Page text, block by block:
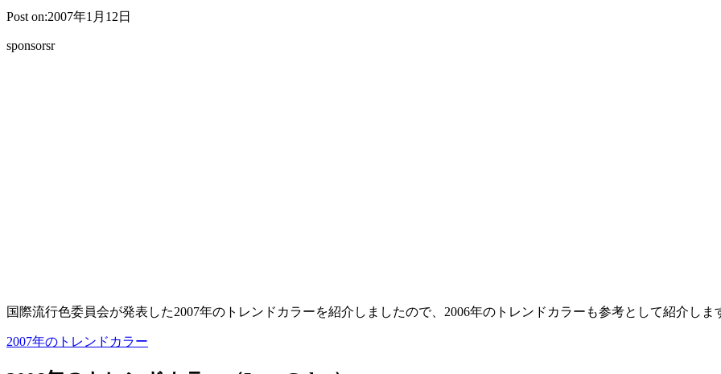
Post on:2007年1月12日
sponsorsr
国際流行色委員会が発表した2007年のトレンドカラーを紹介しましたので、2006年のトレンドカラーも参考として紹介しま
2007年のトレンドカラー